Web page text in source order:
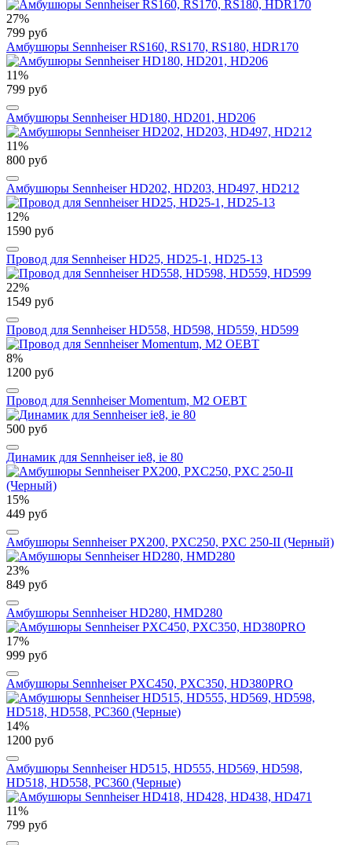
27%
799 руб
Амбушюры Sennheiser RS160, RS170, RS180, HDR170
11%
799 руб
Амбушюры Sennheiser HD180, HD201, HD206
11%
800 руб
Амбушюры Sennheiser HD202, HD203, HD497, HD212
12%
1590 руб
Провод для Sennheiser HD25, HD25-1, HD25-13
22%
1549 руб
Провод для Sennheiser HD558, HD598, HD559, HD599
8%
1200 руб
Провод для Sennheiser Momentum, M2 OEBT
500 руб
Динамик для Sennheiser ie8, ie 80
15%
449 руб
Амбушюры Sennheiser PX200, PXC250, PXC 250-II (Черный)
23%
849 руб
Амбушюры Sennheiser HD280, HMD280
17%
999 руб
Амбушюры Sennheiser PXC450, PXC350, HD380PRO
14%
1200 руб
Амбушюры Sennheiser HD515, HD555, HD569, HD598,
HD518, HD558, PC360 (Черные)
11%
799 руб